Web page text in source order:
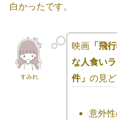
白かったです。
すみれ
映画「飛
な人食い
件」 の見
意外性